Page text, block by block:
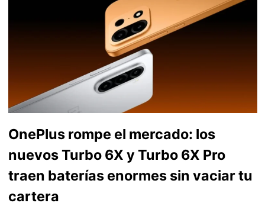
OnePlus rompe el mercado: los
nuevos Turbo 6X y Turbo 6X Pro
traen baterías enormes sin vaciar tu
cartera